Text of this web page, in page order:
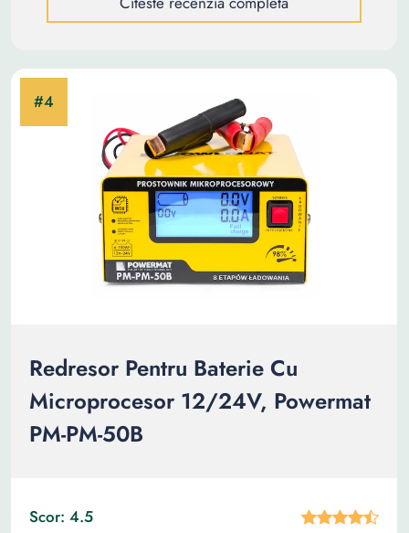
Redresor Pentru Baterie Cu
Microprocesor 12/24V, Powermat
PM-PM-50B
Scor: 4.5